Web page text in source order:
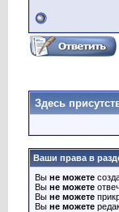
Здесь
Ваши права в
Вы не можете
Вы не можете
Вы не можете
Вы не можете